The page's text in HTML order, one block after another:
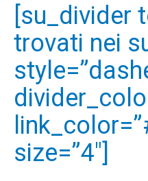
[su_divider
trovati nei
size=”4″]